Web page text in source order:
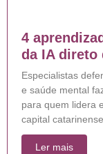
4
da IA direto
Especialistas
e saúde mental
para quem lidera
capital catarinense
Ler mais